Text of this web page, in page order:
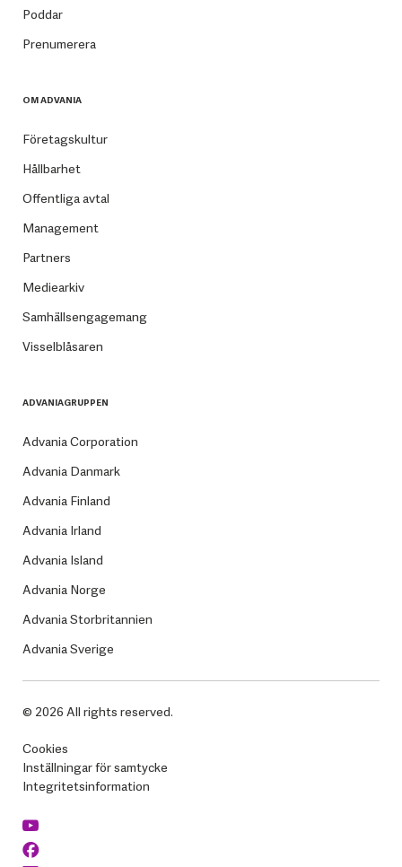
Poddar
Prenumerera
OM ADVANIA
Företagskultur
Hållbarhet
Offentliga avtal
Management
Partners
Mediearkiv
Samhällsengagemang
Visselblåsaren
ADVANIAGRUPPEN
Advania Corporation
Advania Danmark
Advania Finland
Advania Irland
Advania Island
Advania Norge
Advania Storbritannien
Advania Sverige
© 2026 All rights reserved.
Cookies
Inställningar för samtycke
Integritetsinformation